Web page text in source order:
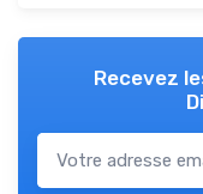
Recevez